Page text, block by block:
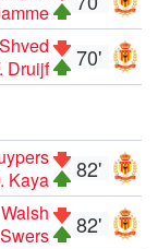
70'
Druijf
82'
Kaya
82'